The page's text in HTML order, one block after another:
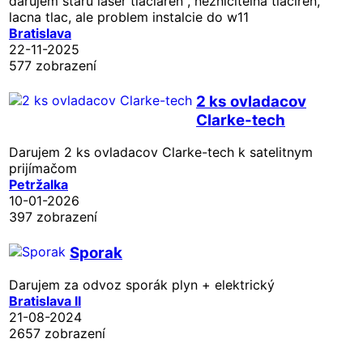
lacna tlac, ale problem instalcie do w11
Bratislava
22-11-2025
577 zobrazení
2 ks ovladacov
Clarke-tech
Darujem 2 ks ovladacov Clarke-tech k satelitnym
prijímačom
Petržalka
10-01-2026
397 zobrazení
Sporak
Darujem za odvoz sporák plyn + elektrický
Bratislava II
21-08-2024
2657 zobrazení